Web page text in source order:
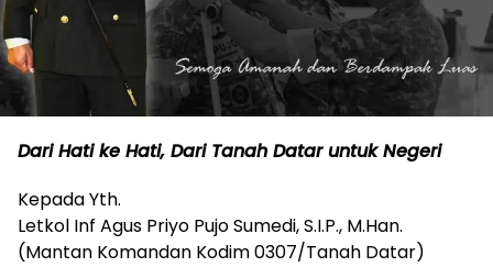
Dari Hati ke Hati, Dari Tanah Datar untuk Negeri
Kepada Yth.
Letkol Inf Agus Priyo Pujo Sumedi, S.I.P., M.Han.
(Mantan Komandan Kodim 0307/Tanah Datar)